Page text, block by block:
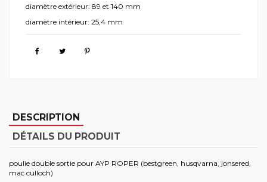
diamètre extérieur: 89 et 140 mm
diamètre intérieur: 25,4 mm
DESCRIPTION
DÉTAILS DU PRODUIT
poulie double sortie pour AYP ROPER (bestgreen, husqvarna, jonsered,
mac culloch)